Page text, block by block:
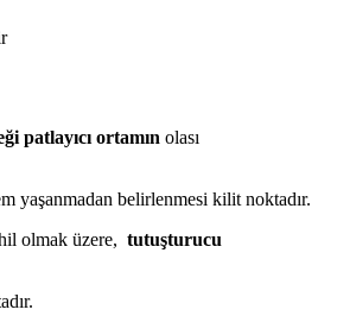
patlayıcı ortamın olası
yaşanmadan belirlenmesi kilit noktadır.
olmak üzere, tutuşturucu